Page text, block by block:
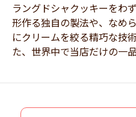
ラングドシャクッキーをわ
形作る独自の製法や、なめ
にクリームを絞る精巧な技
た、世界中で当店だけの一品